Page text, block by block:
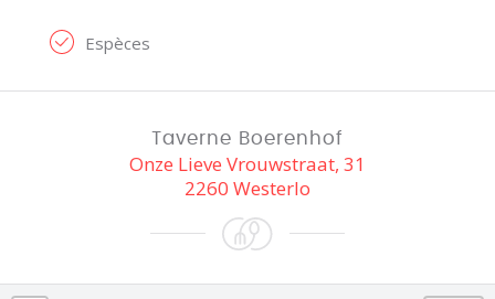
Espèces
Taverne Boerenhof
Onze Lieve Vrouwstraat, 31
2260 Westerlo